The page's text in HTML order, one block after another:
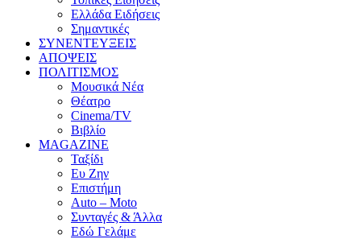
Ελλάδα Ειδήσεις
Σημαντικές
ΣΥΝΕΝΤΕΥΞΕΙΣ
ΑΠΟΨΕΙΣ
ΠΟΛΙΤΙΣΜΟΣ
Μουσικά Νέα
Θέατρο
Cinema/TV
Βιβλίο
MAGAZINE
Ταξίδι
Ευ Ζην
Επιστήμη
Auto – Moto
Συνταγές & Άλλα
Εδώ Γελάμε